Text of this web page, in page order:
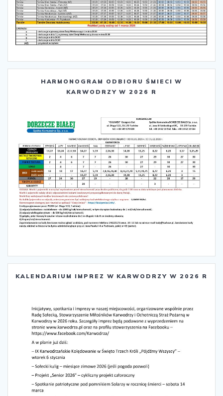
HARMONOGRAM ODBIORU ŚMIECI W
KARWODRZY W 2026 R
KALENDARIUM IMPREZ W KARWODRZY W 2026 R